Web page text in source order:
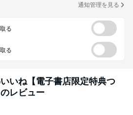
通知管理を見る
る
る
いね【電子書店限定特典つ
のレビュー